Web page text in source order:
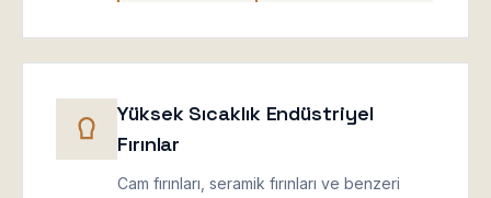
Yüksek Sıcaklık Endüstriyel
Fırınlar
Cam fırınları, seramik fırınları ve benzeri